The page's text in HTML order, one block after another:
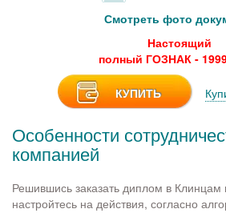
Смотреть фото
Настоящий
полный ГОЗНАК -
КУПИТЬ
Особенности
компанией
Решившись заказать диплом в
настройтесь на действия, согласно